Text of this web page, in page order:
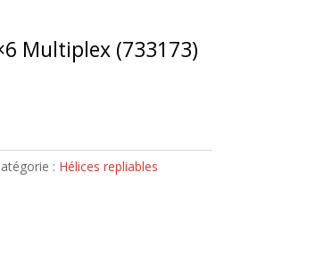
Multiplex (733173)
: Hélices repliables